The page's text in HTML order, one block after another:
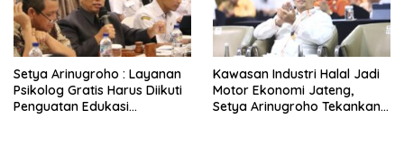
Setya Arinugroho : Layanan
Psikolog Gratis Harus Diikuti
Penguatan Edukasi
Kawasan Industri Halal Jadi
Motor Ekonomi Jateng,
Setya Arinugroho Tekankan